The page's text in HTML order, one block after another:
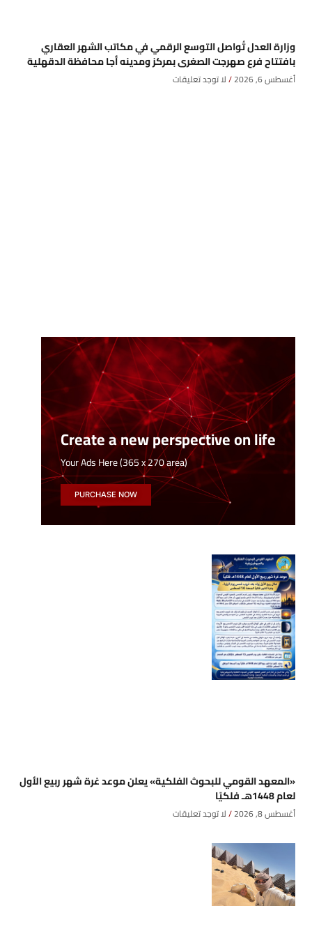
وزارة العدل تُواصل التوسع الرقمي في مكاتب الشهر العقاري
بافتتاح فرع صهرجت الصغرى بمركز ومدينه أجا محافظة الدقهلية
أغسطس 6, 2026 لا توجد تعليقات
Create a new perspective on life
Your Ads Here (365 x 270 area)
PURCHASE NOW
«المعهد القومي للبحوث الفلكية» يعلن موعد غرة شهر ربيع الأول
لعام 1448هـ فلكيًا
أغسطس 8, 2026 لا توجد تعليقات